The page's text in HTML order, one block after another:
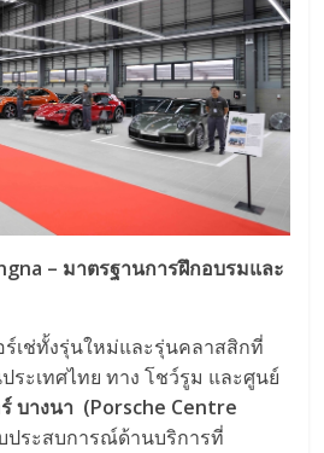
– มาตรฐานการฝึกอบรมและ
เช่ทั้งรุ่นใหม่และรุ่นคลาสสิกที่
ระเทศไทย ทาง โชว์รูม และศูนย์
บางนา (Porsche Centre
ประสบการณ์ด้านบริการที่